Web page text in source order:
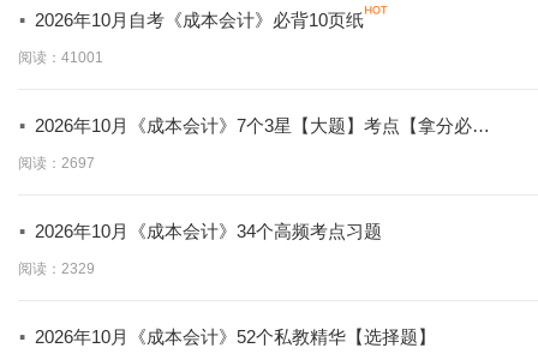
· 2026年10月自考《成本会计》必背10页纸
阅读：41001
· 2026年10月《成本会计》7个3星【大题】考点【拿分必
背】
阅读：2697
· 2026年10月《成本会计》34个高频考点习题
阅读：2329
· 2026年10月《成本会计》52个私教精华【选择题】